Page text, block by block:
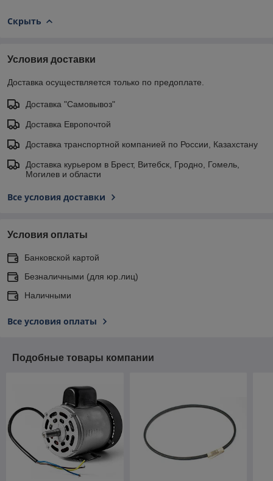
Скрыть
Условия доставки
Доставка осуществляется только по предоплате.
Доставка "Самовывоз"
Доставка Европочтой
Доставка транспортной компанией по России, Казахстану
Доставка курьером в Брест, Витебск, Гродно, Гомель,
Могилев и области
Все условия доставки
Условия оплаты
Банковской картой
Безналичными (для юр.лиц)
Наличными
Все условия оплаты
Подобные товары компании